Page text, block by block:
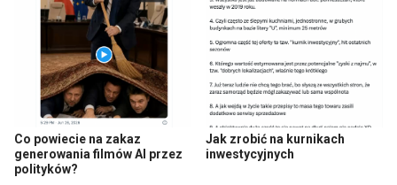
Co powiecie na zakaz
generowania filmów AI przez
polityków?
Jak zrobić na kurnikach
inwestycyjnych